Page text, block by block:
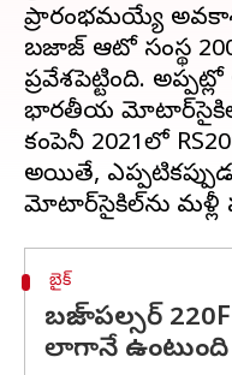
ప్రారంభమయ్యే
బజాజ్ ఆటో సంస్థ
ప్రవేశపెట్టింది.
భారతీయ మోటార్‌సైకిల్
కంపెనీ 2021లో
అయితే,
బైక్
బజాజ్ పల్సర్
లాగానే ఉంటుంది